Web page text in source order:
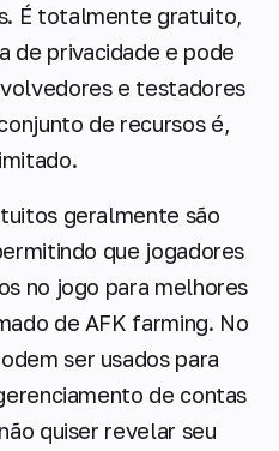
É totalmente gratuito,
de privacidade e pode
e testadores
de recursos é,
geralmente são
que jogadores
no jogo para melhores
de AFK farming. No
ser usados para
de contas
quiser revelar seu